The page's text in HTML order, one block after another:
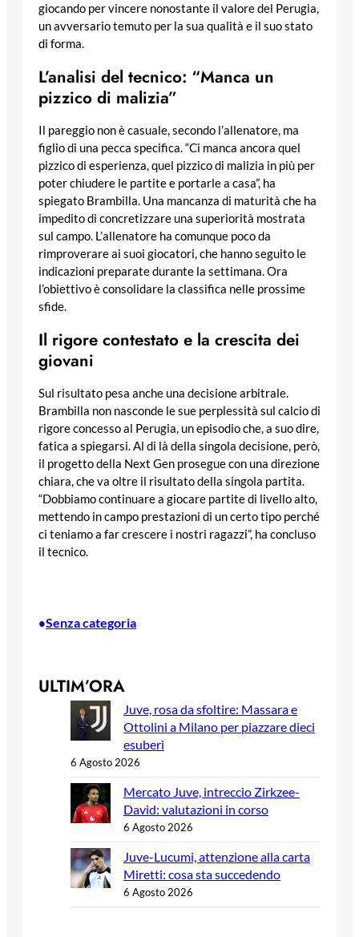
giocando per vincere nonostante il valore del Perugia,
un avversario temuto per la sua qualità e il suo stato
di forma.
L’analisi del tecnico: “Manca un
pizzico di malizia”
Il pareggio non è casuale, secondo l’allenatore, ma
figlio di una pecca specifica. “Ci manca ancora quel
pizzico di esperienza, quel pizzico di malizia in più per
poter chiudere le partite e portarle a casa”, ha
spiegato Brambilla. Una mancanza di maturità che ha
impedito di concretizzare una superiorità mostrata
sul campo. L’allenatore ha comunque poco da
rimproverare ai suoi giocatori, che hanno seguito le
indicazioni preparate durante la settimana. Ora
l’obiettivo è consolidare la classifica nelle prossime
sfide.
Il rigore contestato e la crescita dei
giovani
Sul risultato pesa anche una decisione arbitrale.
Brambilla non nasconde le sue perplessità sul calcio di
rigore concesso al Perugia, un episodio che, a suo dire,
fatica a spiegarsi. Al di là della singola decisione, però,
il progetto della Next Gen prosegue con una direzione
chiara, che va oltre il risultato della singola partita.
“Dobbiamo continuare a giocare partite di livello alto,
mettendo in campo prestazioni di un certo tipo perché
ci teniamo a far crescere i nostri ragazzi”, ha concluso
il tecnico.
•Senza categoria
ULTIM’ORA
Juve, rosa da sfoltire: Massara e
Ottolini a Milano per piazzare dieci
esuberi
6 Agosto 2026
Mercato Juve, intreccio Zirkzee-
David: valutazioni in corso
6 Agosto 2026
Juve-Lucumi, attenzione alla carta
Miretti: cosa sta succedendo
6 Agosto 2026